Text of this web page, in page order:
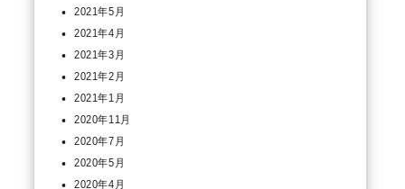
2021年5月
2021年4月
2021年3月
2021年2月
2021年1月
2020年11月
2020年7月
2020年5月
2020年4月